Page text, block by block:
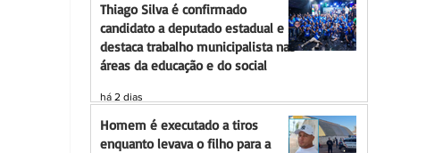
Thiago Silva é confirmado
candidato a deputado estadual e
destaca trabalho municipalista nas
áreas da educação e do social
há 2 dias
Homem é executado a tiros
enquanto levava o filho para a